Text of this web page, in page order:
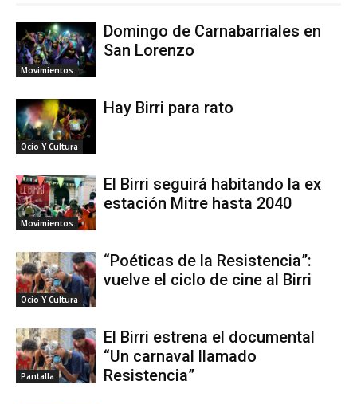
Movimientos
Domingo de Carnabarriales en
San Lorenzo
Ocio Y Cultura
Hay Birri para rato
Movimientos
El Birri seguirá habitando la ex
estación Mitre hasta 2040
Ocio Y Cultura
“Poéticas de la Resistencia”:
vuelve el ciclo de cine al Birri
Pantalla
El Birri estrena el documental
“Un carnaval llamado
Resistencia”